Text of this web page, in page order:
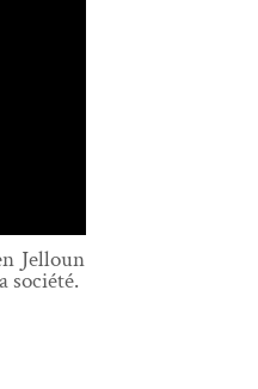
Jel­loun
société.